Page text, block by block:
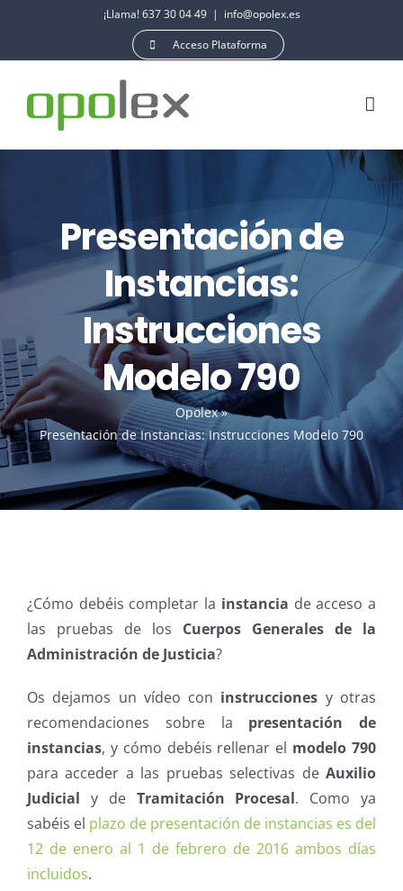
contenido
¡Llama! 637 30 04 49 | info@opolex.es
Acceso Plataforma
Presentación de
Instancias:
Instrucciones
Modelo 790
Opolex»
Presentación de Instancias: Instrucciones Modelo 790
¿Cómo debéis completar la instancia de acceso a
las pruebas de los Cuerpos Generales de la
Administración de Justicia?
Os dejamos un vídeo con instrucciones y otras
recomendaciones sobre la presentación de
instancias, y cómo debéis rellenar el modelo 790
para acceder a las pruebas selectivas de Auxilio
Judicial y de Tramitación Procesal. Como ya
sabéis el plazo de presentación de instancias es del
12 de enero al 1 de febrero de 2016 ambos días
incluidos.